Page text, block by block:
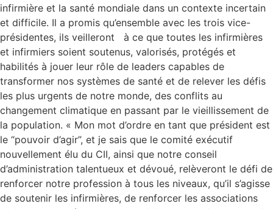
infirmière et la santé mondiale dans un contexte incertain
et difficile. Il a promis qu’ensemble avec les trois vice-
présidentes, ils veilleront à ce que toutes les infirmières
et infirmiers soient soutenus, valorisés, protégés et
habilités à jouer leur rôle de leaders capables de
transformer nos systèmes de santé et de relever les défis
les plus urgents de notre monde, des conflits au
changement climatique en passant par le vieillissement de
la population. « Mon mot d’ordre en tant que président est
le “pouvoir d’agir”, et je sais que le comité exécutif
nouvellement élu du CII, ainsi que notre conseil
d’administration talentueux et dévoué, relèveront le défi de
renforcer notre profession à tous les niveaux, qu’il s’agisse
de soutenir les infirmières, de renforcer les associations